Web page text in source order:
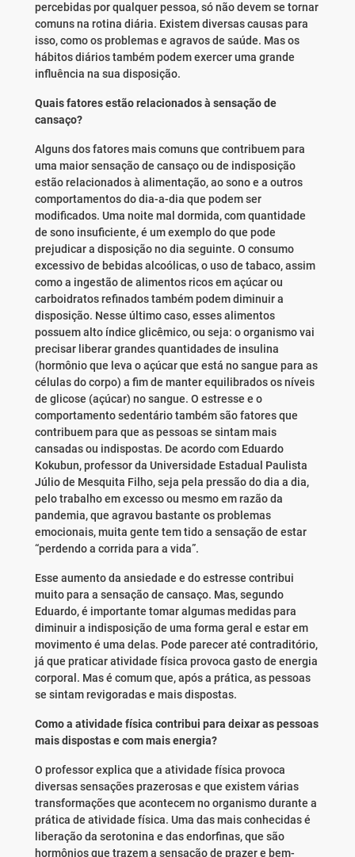
percebidas por qualquer pessoa, só não devem se tornar
comuns na rotina diária. Existem diversas causas para
isso, como os problemas e agravos de saúde. Mas os
hábitos diários também podem exercer uma grande
influência na sua disposição.
Quais fatores estão relacionados à sensação de
cansaço?
Alguns dos fatores mais comuns que contribuem para
uma maior sensação de cansaço ou de indisposição
estão relacionados à alimentação, ao sono e a outros
comportamentos do dia-a-dia que podem ser
modificados. Uma noite mal dormida, com quantidade
de sono insuficiente, é um exemplo do que pode
prejudicar a disposição no dia seguinte. O consumo
excessivo de bebidas alcoólicas, o uso de tabaco, assim
como a ingestão de alimentos ricos em açúcar ou
carboidratos refinados também podem diminuir a
disposição. Nesse último caso, esses alimentos
possuem alto índice glicêmico, ou seja: o organismo vai
precisar liberar grandes quantidades de insulina
(hormônio que leva o açúcar que está no sangue para as
células do corpo) a fim de manter equilibrados os níveis
de glicose (açúcar) no sangue. O estresse e o
comportamento sedentário também são fatores que
contribuem para que as pessoas se sintam mais
cansadas ou indispostas. De acordo com Eduardo
Kokubun, professor da Universidade Estadual Paulista
Júlio de Mesquita Filho, seja pela pressão do dia a dia,
pelo trabalho em excesso ou mesmo em razão da
pandemia, que agravou bastante os problemas
emocionais, muita gente tem tido a sensação de estar
“perdendo a corrida para a vida”.
Esse aumento da ansiedade e do estresse contribui
muito para a sensação de cansaço. Mas, segundo
Eduardo, é importante tomar algumas medidas para
diminuir a indisposição de uma forma geral e estar em
movimento é uma delas. Pode parecer até contraditório,
já que praticar atividade física provoca gasto de energia
corporal. Mas é comum que, após a prática, as pessoas
se sintam revigoradas e mais dispostas.
Como a atividade física contribui para deixar as pessoas
mais dispostas e com mais energia?
O professor explica que a atividade física provoca
diversas sensações prazerosas e que existem várias
transformações que acontecem no organismo durante a
prática de atividade física. Uma das mais conhecidas é
liberação da serotonina e das endorfinas, que são
hormônios que trazem a sensação de prazer e bem-